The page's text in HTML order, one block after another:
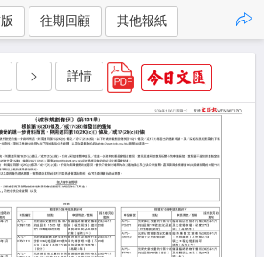
往期回顧 其他報紙
詳情